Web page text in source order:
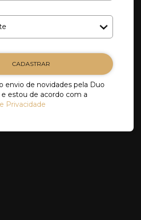
CADASTRAR
envio de novidades pela Duo
estou de acordo com a
Privacidade